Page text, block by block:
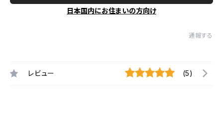
日本国内にお住まいの方向け
通報する
レビュー (5)